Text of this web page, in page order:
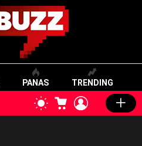
PANAS TRENDING
SWITCH
SKIN
CART LOGIN